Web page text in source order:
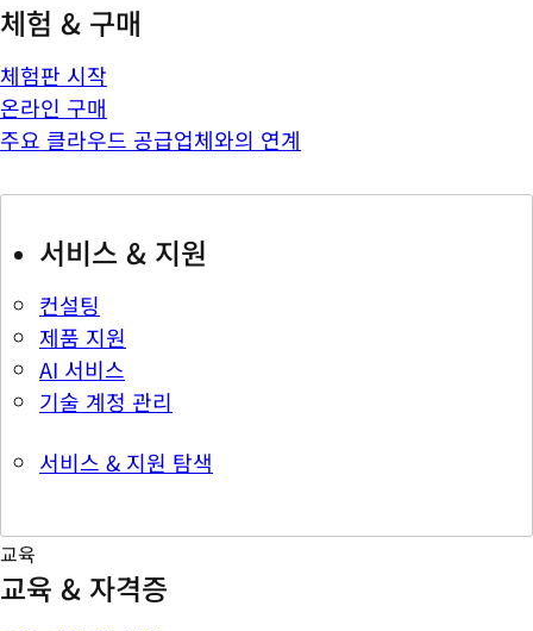
체험 & 구매
체험판 시작
온라인 구매
주요 클라우드 공급업체와의 연계
서비스 & 지원
컨설팅
제품 지원
AI 서비스
기술 계정 관리
서비스 & 지원 탐색
교육
교육 & 자격증